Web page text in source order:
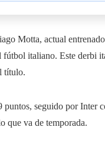
Motta, actual
italiano. Este derbi
título.
seguido por Inter
que va de temporada.